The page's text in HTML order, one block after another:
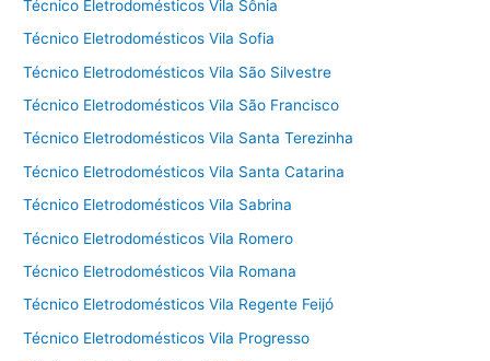
Técnico Eletrodomésticos Vila Sônia
Técnico Eletrodomésticos Vila Sofia
Técnico Eletrodomésticos Vila São Silvestre
Técnico Eletrodomésticos Vila São Francisco
Técnico Eletrodomésticos Vila Santa Terezinha
Técnico Eletrodomésticos Vila Santa Catarina
Técnico Eletrodomésticos Vila Sabrina
Técnico Eletrodomésticos Vila Romero
Técnico Eletrodomésticos Vila Romana
Técnico Eletrodomésticos Vila Regente Feijó
Técnico Eletrodomésticos Vila Progresso